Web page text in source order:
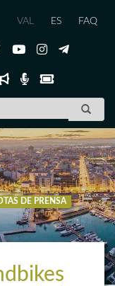
VAL ES FAQ
DE PRENSA